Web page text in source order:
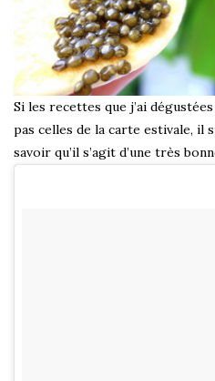
Si les recettes que j’ai
pas celles de la carte estivale, il
savoir qu’il s’agit d’une très